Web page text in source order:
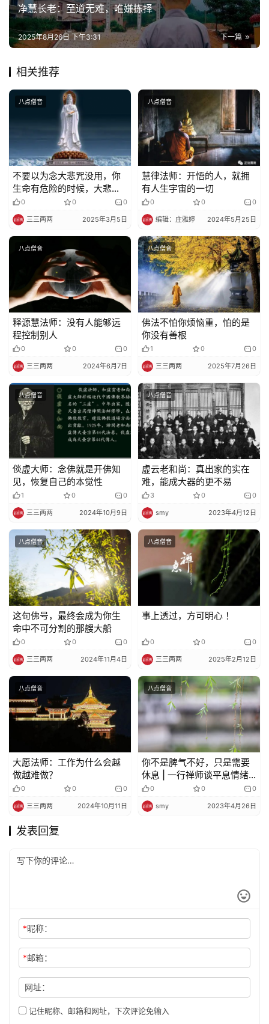
净慧长老：至道无难，唯嫌拣择
下一篇
2025年8月26日 下午3:31
相关推荐
八点僧音
不要以为念大悲咒没用，你
生命有危险的时候，大悲咒
就有了妙用！
0 0 0
三三两两 2025年3月5日
八点僧音
慧律法师：开悟的人，就拥
有人生宇宙的一切
0 0 0
编辑：庄雅婷 2024年5月25日
八点僧音
释源慧法师：没有人能够远
程控制别人
0 0 0
三三两两 2024年6月7日
八点僧音
佛法不怕你烦恼重，怕的是
你没有善根
1 0 0
三三两两 2025年7月26日
八点僧音
倓虚大师：念佛就是开佛知
见，恢复自己的本觉性
1 0 0
三三两两 2024年10月9日
八点僧音
虚云老和尚：真出家的实在
难，能成大器的更不易
3 0 0
smy 2023年4月12日
八点僧音
这句佛号，最终会成为你生
命中不可分割的那艘大船
0 0 0
三三两两 2024年11月4日
八点僧音
事上透过，方可明心 ！
0 0 0
三三两两 2025年2月12日
八点僧音
大愿法师：工作为什么会越
做越难做？
0 0 0
三三两两 2024年10月11日
八点僧音
你不是脾气不好，只是需要
休息 | 一行禅师谈平息情绪
的艺术
0 0 0
smy 2023年4月26日
发表回复
*昵称：
*邮箱：
网址：
记住昵称、邮箱和网址，下次评论免输入